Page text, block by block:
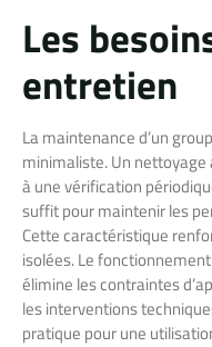
Les
entretien
La maintenance d’un
minimaliste. Un nettoyage
à une vérification
suffit pour maintenir les
Cette caractéristique
isolées. Le
élimine les contraintes
les interventions
pratique pour une